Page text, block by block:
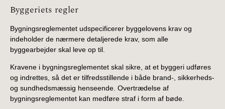
Tidligere BR (1961-
Information
Byggeriets regler
Bygningsreglementet udspecificerer byggelovens krav og
indeholder de nærmere detaljerede krav, som alle
byggearbejder skal leve op til.
Kravene i bygningsreglementet skal sikre, at et byggeri udføres
og indrettes, så det er tilfredsstillende i både brand-, sikkerheds-
og sundhedsmæssig henseende. Overtrædelse af
bygningsreglementet kan medføre straf i form af bøde.